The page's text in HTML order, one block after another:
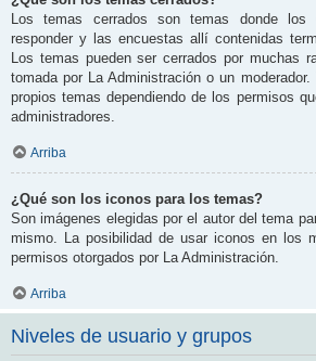
Los temas cerrados son temas donde
responder y las encuestas allí contenidas
Los temas pueden ser cerrados por muchas
tomada por La Administración o un
propios temas dependiendo de los permisos
administradores.
Arriba
¿Qué son los iconos para los temas?
Son imágenes elegidas por el autor del tema
mismo. La posibilidad de usar iconos en los
permisos otorgados por La Administración.
Arriba
Niveles de usuario y grupos